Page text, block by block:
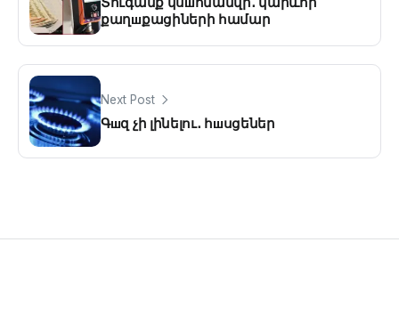
քաղшքացիների համար
Next Post
Գшզ չի լինելու․ հшսցեներ